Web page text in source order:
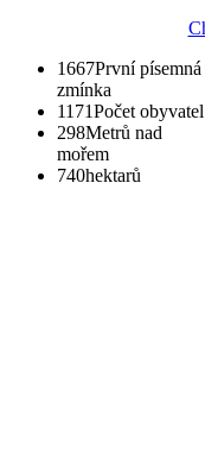
1667První písemná
zmínka
1171Počet obyvatel
298Metrů nad
mořem
740hektarů